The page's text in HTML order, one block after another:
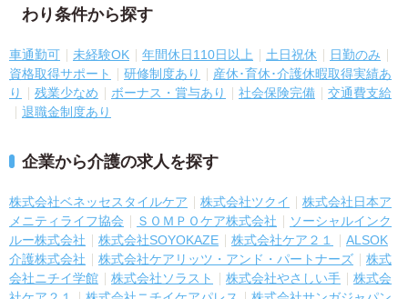
わり条件から探す
車通勤可 未経験OK 年間休日110日以上 土日祝休
日勤のみ
資格取得サポート
研修制度あり
産休･育休･介護休暇取得実績あ
り
残業少なめ ボーナス・賞与あり 社会保険完備
交通費支給
退職金制度あり
企業から介護の求人を探す
株式会社ベネッセスタイルケア 株式会社ツクイ
株式会社日本ア
メニティライフ協会
ＳＯＭＰＯケア株式会社
ソーシャルインク
ルー株式会社
株式会社SOYOKAZE 株式会社ケア２１
ALSOK
介護株式会社
株式会社ケアリッツ・アンド・パートナーズ
株式
会社ニチイ学館
株式会社ソラスト 株式会社やさしい手
株式会